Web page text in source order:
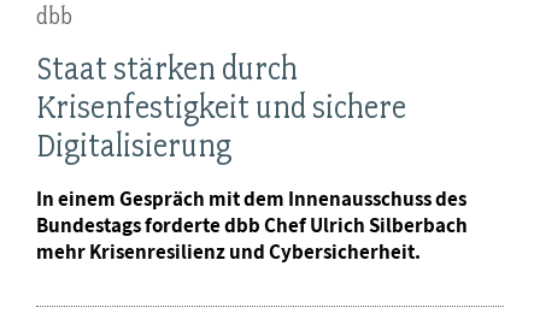
dbb
Staat stärken durch
Krisenfestigkeit und sichere
Digitalisierung
In einem Gespräch mit dem Innenausschuss des
Bundestags forderte dbb Chef Ulrich Silberbach
mehr Krisenresilienz und Cybersicherheit.